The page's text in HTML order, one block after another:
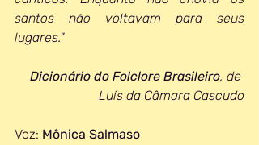
santos não voltavam para seus
lugares."
Dicionário do Folclore Brasileiro, de
Luís da Câmara Cascudo
Voz: Mônica Salmaso